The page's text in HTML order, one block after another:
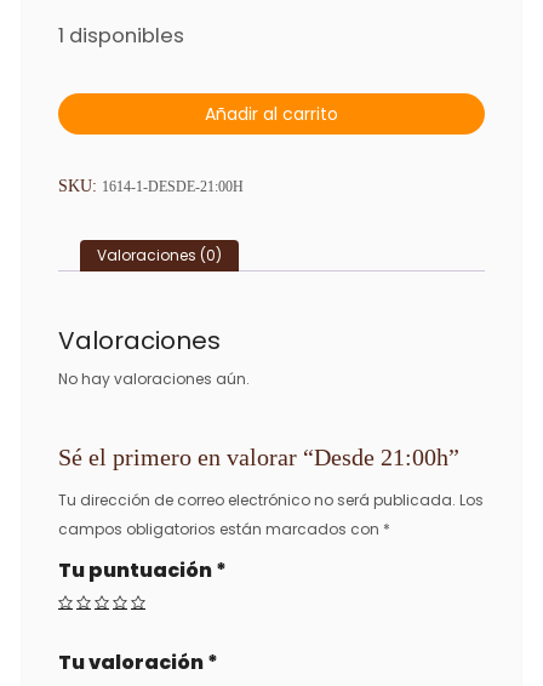
1 disponibles
Desde
21:00h
Añadir al carrito
SKU: 1614-1-DESDE-21:00H
Valoraciones (0)
Valoraciones
No hay valoraciones aún.
Sé el primero en valorar “Desde 21:00h”
Tu dirección de correo electrónico no será publicada. Los
campos obligatorios están marcados con *
Tu puntuación*
Tu valoración*